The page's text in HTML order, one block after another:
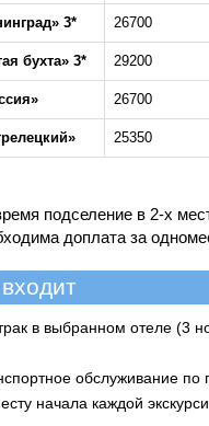
3* 26700
бухта» 3* 29200
26700
25350
подселение в 2-х
доплата за
в выбранном отеле (3
обслуживание
начала каждой